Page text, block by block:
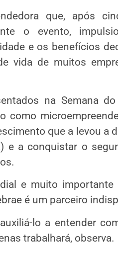
que, após
o evento,
e os benefícios
vida de muitos
na Semana
como
que a levou a
e a conquistar o
e muito importante
é um parceiro
lo a entender
trabalhará, observa.